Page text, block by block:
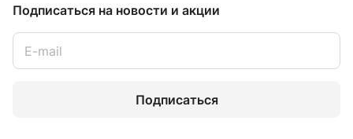
Подписаться на новости и акции
Подписаться